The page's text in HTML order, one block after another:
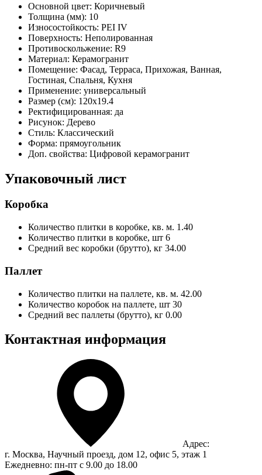
Основной цвет: Коричневый
Толщина (мм): 10
Износостойкость: PEI IV
Поверхность: Неполированная
Противоскольжение: R9
Материал: Керамогранит
Помещение: Фасад, Терраса, Прихожая, Ванная,
Гостиная, Спальня, Кухня
Применение: универсальный
Размер (см): 120x19.4
Ректифицированная: да
Рисунок: Дерево
Стиль: Классический
Форма: прямоугольник
Доп. свойства: Цифровой керамогранит
Упаковочный лист
Коробка
Количество плитки в коробке, кв. м. 1.40
Количество плитки в коробке, шт 6
Средний вес коробки (брутто), кг 34.00
Паллет
Количество плитки на паллете, кв. м. 42.00
Количество коробок на паллете, шт 30
Средний вес паллеты (брутто), кг 0.00
Контактная информация
Адрес:
г. Москва, Научный проезд, дом 12, офис 5, этаж 1
Ежедневно: пн-пт с 9.00 до 18.00